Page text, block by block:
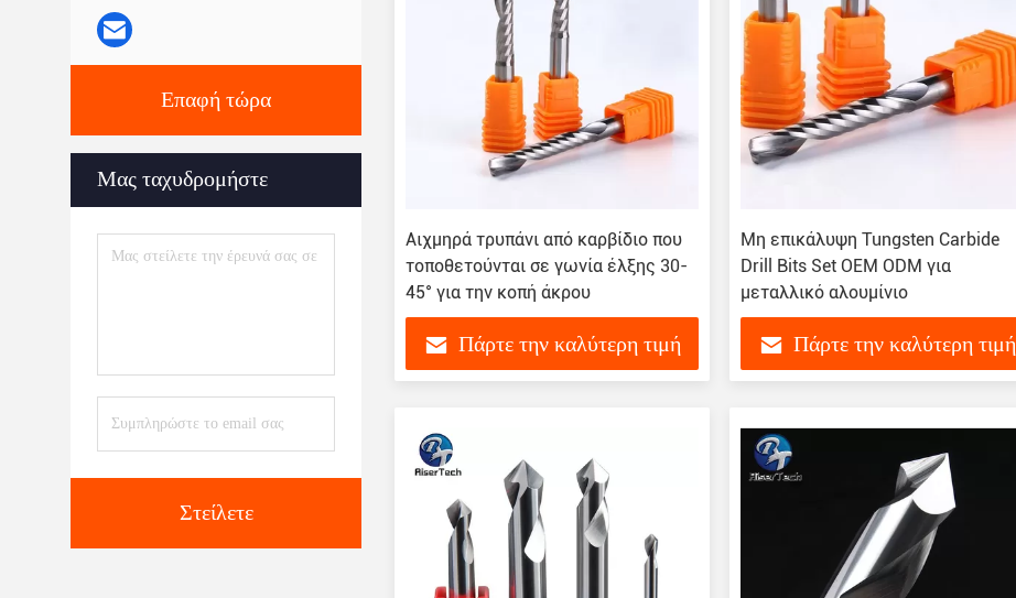
Επαφή τώρα
Μας ταχυδρομήστε
Στείλετε
Αιχμηρά τρυπάνι από καρβίδιο που
τοποθετούνται σε γωνία έλξης 30-
45° για την κοπή άκρου
Πάρτε την καλύτερη τιμή
Μη επικάλυψη Tungsten Carbide
Drill Bits Set OEM ODM για
μεταλλικό αλουμίνιο
Πάρτε την καλύτερη τιμή